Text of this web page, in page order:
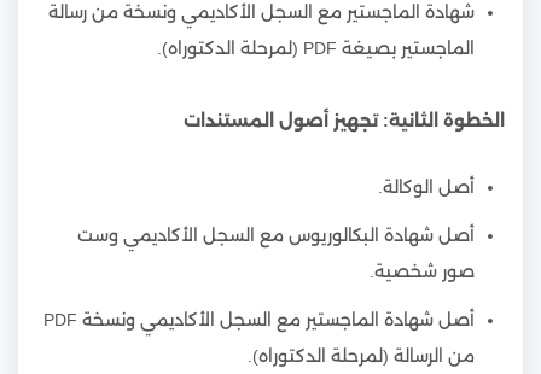
شهادة الماجستير مع السجل الأكاديمي ونسخة من رسالة
الماجستير بصيغة PDF (لمرحلة الدكتوراه).
الخطوة الثانية: تجهيز أصول المستندات
أصل الوكالة.
أصل شهادة البكالوريوس مع السجل الأكاديمي وست
صور شخصية.
أصل شهادة الماجستير مع السجل الأكاديمي ونسخة PDF
من الرسالة (لمرحلة الدكتوراه).